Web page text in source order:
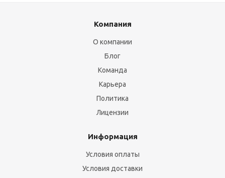
Компания
О компании
Блог
Команда
Карьера
Политика
Лицензии
Информация
Условия оплаты
Условия доставки